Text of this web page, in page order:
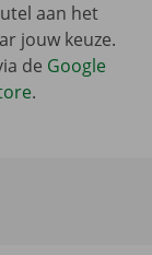
aan het
jouw keuze.
de Google
.